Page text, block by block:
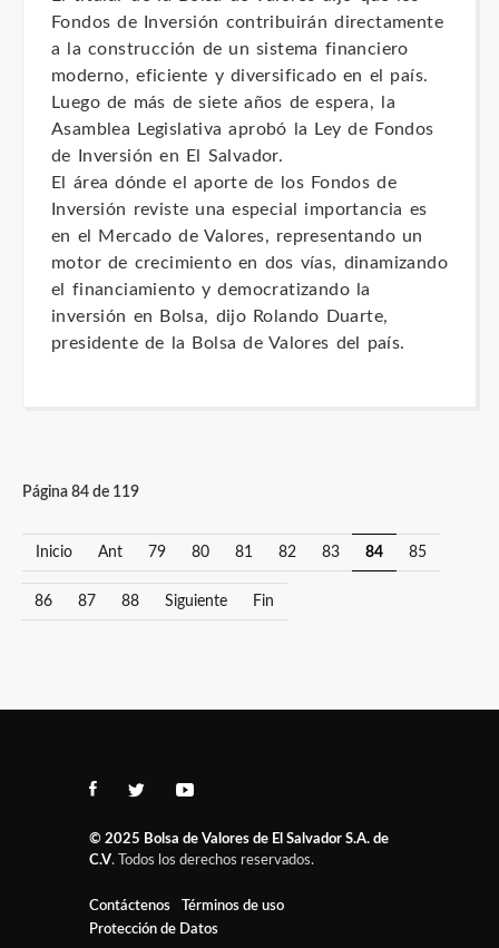
Fondos de Inversión contribuirán directamente
a la construcción de un sistema financiero
moderno, eficiente y diversificado en el país.
Luego de más de siete años de espera, la
Asamblea Legislativa aprobó la Ley de Fondos
de Inversión en El Salvador.
El área dónde el aporte de los Fondos de
Inversión reviste una especial importancia es
en el Mercado de Valores, representando un
motor de crecimiento en dos vías, dinamizando
el financiamiento y democratizando la
inversión en Bolsa, dijo Rolando Duarte,
presidente de la Bolsa de Valores del país.
Página 84 de 119
Inicio Ant 79 80 81 82 83 84 85
86 87 88 Siguiente Fin
© 2025 Bolsa de Valores de El Salvador S.A. de
C.V. Todos los derechos reservados.
Contáctenos
Términos de uso
Protección de Datos